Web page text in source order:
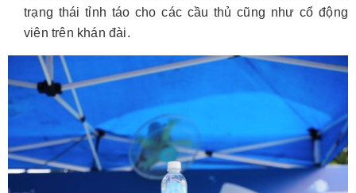
trạng thái tỉnh táo cho các cầu thủ cũng như cổ động
viên trên khán đài.